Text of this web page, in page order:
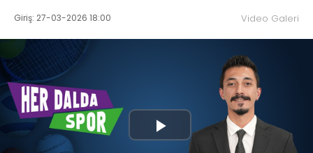
Giriş: 27-03-2026 18:00 Video Galeri
Play